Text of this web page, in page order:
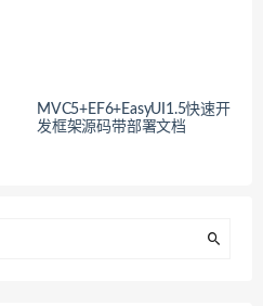
MVC5+EF6+EasyUI1.5快速开
发框架源码带部署文档